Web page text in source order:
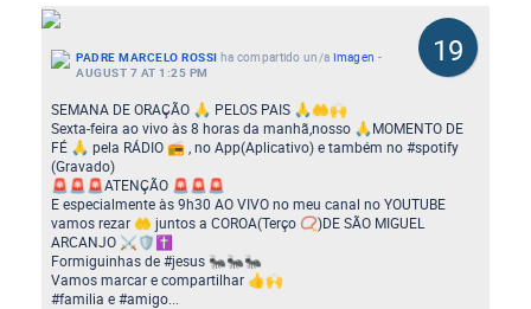
19
PADRE MARCELO ROSSI ha compartido un/a Imagen -
AUGUST 7 AT 1:25 PM
SEMANA DE ORAÇÃO 🙏 PELOS PAIS 🙏🤲🙌
Sexta-feira ao vivo às 8 horas da manhã,nosso 🙏MOMENTO DE
FÉ 🙏 pela RÁDIO 📻 , no App(Aplicativo) e também no #spotify
(Gravado)
🚨🚨🚨ATENÇÃO 🚨🚨🚨
E especialmente às 9h30 AO VIVO no meu canal no YOUTUBE
vamos rezar 🤲 juntos a COROA(Terço 📿)DE SÃO MIGUEL
ARCANJO ⚔️🛡️✝️
Formiguinhas de #jesus 🐜🐜🐜
Vamos marcar e compartilhar 👍🙌
#familia e #amigo...